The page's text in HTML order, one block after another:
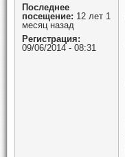
Последнее
посещение: 12 лет 1
месяц назад
Регистрация:
09/06/2014 - 08:31